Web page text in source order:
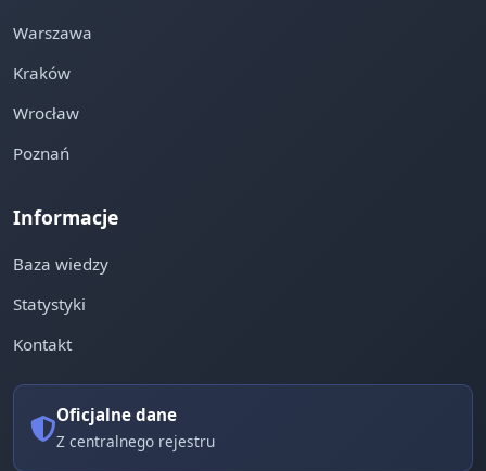
Warszawa
Kraków
Wrocław
Poznań
Informacje
Baza wiedzy
Statystyki
Kontakt
Oficjalne dane
Z centralnego rejestru